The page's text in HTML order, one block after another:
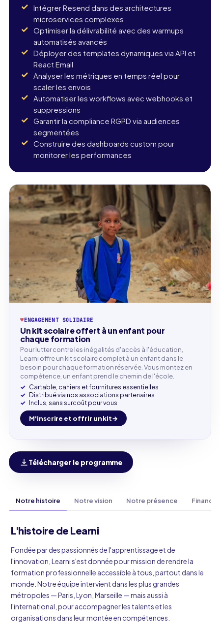
Intégrer Resend dans des architectures
microservices complexes
Optimiser la délivrabilité avec des warmups
automatisés avancés
Déployer des templates dynamiques via API et
React Email
Analyser les métriques en temps réel pour
scaler les envois
Automatiser les workflows avec webhooks et
suppressions
Garantir la compliance RGPD via audiences
segmentées
Construire des dashboards custom pour
monitorer les performances
♥ENGAGEMENT SOLIDAIRE
Un kit scolaire offert à un enfant pour
chaque formation
Pour lutter contre les inégalités d'accès à l'éducation,
Learni offre un kit scolaire complet à un enfant dans le
besoin pour chaque formation réservée. Vous montez en
compétence, un enfant prend le chemin de l'école.
Cartable, cahiers et fournitures essentielles
Distribué via nos associations partenaires
Inclus, sans surcoût pour vous
M'inscrire et offrir un kit
Télécharger le programme
Notre histoire Notre vision Notre présence
L'histoire de Learni
Fondée par des passionnés de l'apprentissage et de
l'innovation, Learni s'est donnée pour mission de rendre la
formation professionnelle accessible à tous, partout dans le
monde. Notre équipe intervient dans les plus grandes
métropoles — Paris, Lyon, Marseille — mais aussi à
l'international, pour accompagner les talents et les
organisations dans leur montée en compétences.